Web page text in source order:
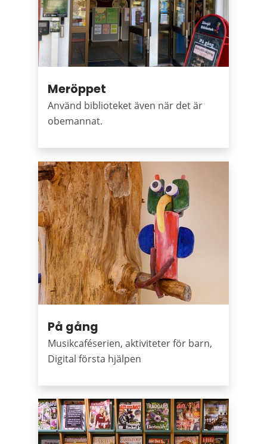
Meröppet
Använd biblioteket även när det är
obemannat.
På gång
Musikcaféserien, aktiviteter för barn,
Digital första hjälpen